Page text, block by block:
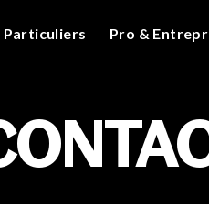
Particuliers Pro &